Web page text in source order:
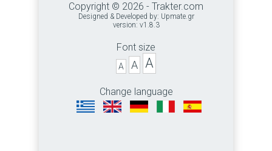
Copyright © 2026 - Trakter.com
Designed & Developed by: Upmate.gr
version: v1.8.3
Font size
A A A
Change language